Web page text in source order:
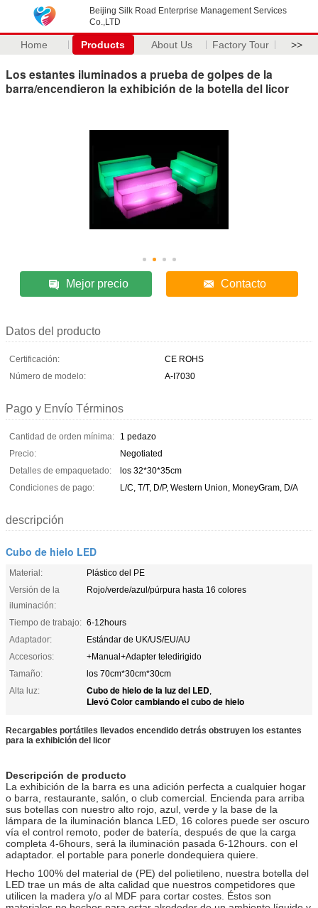
Beijing Silk Road Enterprise Management Services
Co.,LTD
Home Products About Us Factory Tour >>
Los estantes iluminados a prueba de golpes de la
barra/encendieron la exhibición de la botella del licor
Mejor precio Contacto
Datos del producto
Certificación:
CE ROHS
Número de modelo:
A-I7030
Pago y Envío Términos
Cantidad de orden mínima:
1 pedazo
Precio:
Negotiated
Detalles de empaquetado:
los 32*30*35cm
Condiciones de pago:
L/C, T/T, D/P, Western Union, MoneyGram, D/A
descripción
Cubo de hielo LED
Material:
Plástico del PE
Versión de la
iluminación:
Rojo/verde/azul/púrpura hasta 16 colores
Tiempo de trabajo: 6-12hours
Adaptador:
Estándar de UK/US/EU/AU
Accesorios:
+Manual+Adapter teledirigido
Tamaño:
los 70cm*30cm*30cm
Alta luz:
Cubo de hielo de la luz del LED,
Llevó Color cambiando el cubo de hielo
Recargables portátiles llevados encendido detrás obstruyen los estantes
para la exhibición del licor
Descripción de producto
La exhibición de la barra es una adición perfecta a cualquier hogar
o barra, restaurante, salón, o club comercial. Encienda para arriba
sus botellas con nuestro alto rojo, azul, verde y la base de la
lámpara de la iluminación blanca LED, 16 colores puede ser oscuro
vía el control remoto, poder de batería, después de que la carga
completa 4-6hours, será la iluminación pasada 6-12hours. con el
adaptador. el portable para ponerle dondequiera quiere.
Hecho 100% del material de (PE) del polietileno, nuestra botella del
LED trae un más de alta calidad que nuestros competidores que
utilicen la madera y/o al MDF para cortar costes. Éstos son